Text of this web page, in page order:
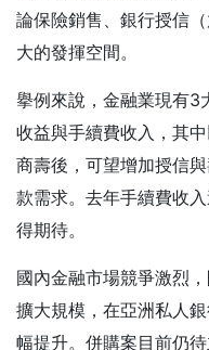
論保險銷售、銀行授信
大的發揮空間。
擧例來說，金融業現有3
收益與手續費收入，其
商壽後，可望增加授信
款需求。去年手續費收
得期待。
國內金融市場競爭激烈
擴大規模，在亞洲私人
幅提升。併購案目前仍